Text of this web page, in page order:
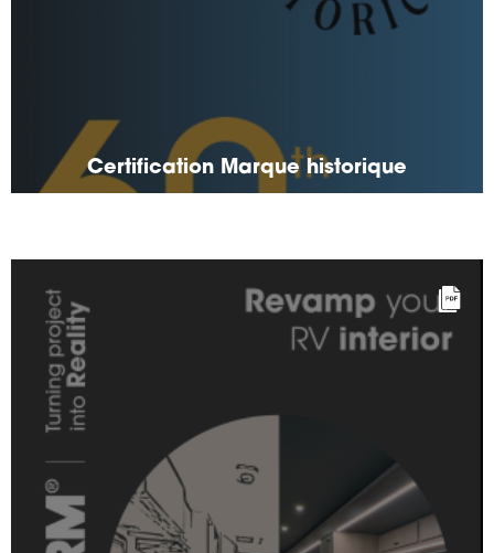
Certification Marque historique